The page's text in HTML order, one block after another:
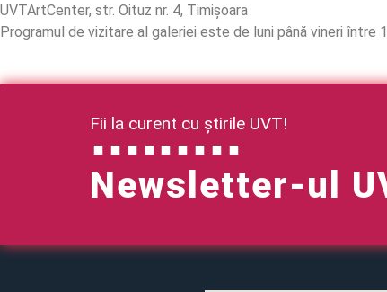
UVTArtCenter, str. Oituz nr. 4, Timișoara
Programul de vizitare al galeriei este de luni până vineri între
Fii la curent cu știrile UVT!
Newsletter-ul